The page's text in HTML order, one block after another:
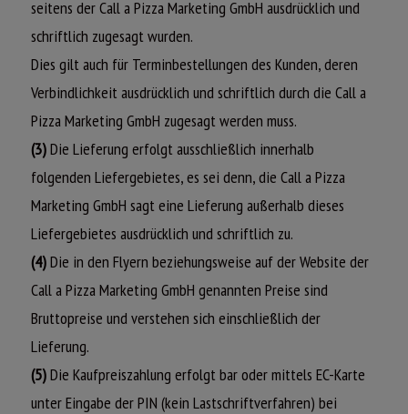
seitens der Call a Pizza Marketing GmbH ausdrücklich und
schriftlich zugesagt wurden.
Dies gilt auch für Terminbestellungen des Kunden, deren
Verbindlichkeit ausdrücklich und schriftlich durch die Call a
Pizza Marketing GmbH zugesagt werden muss.
(3)Die Lieferung erfolgt ausschließlich innerhalb
folgenden Liefergebietes, es sei denn, die Call a Pizza
Marketing GmbH sagt eine Lieferung außerhalb dieses
Liefergebietes ausdrücklich und schriftlich zu.
(4)Die in den Flyern beziehungsweise auf der Website der
Call a Pizza Marketing GmbH genannten Preise sind
Bruttopreise und verstehen sich einschließlich der
Lieferung.
(5)Die Kaufpreiszahlung erfolgt bar oder mittels EC-Karte
unter Eingabe der PIN (kein Lastschriftverfahren) bei